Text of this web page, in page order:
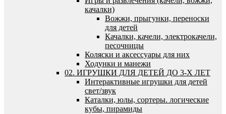
качалки)
Вожжи, прыгунки, переноски
для детей
Качалки, качели, электрокачели,
песочницы
Коляски и аксессуары для них
Ходунки и манежи
02. ИГРУШКИ ДЛЯ ДЕТЕЙ ДО 3-Х ЛЕТ
Интерактивные игрушки для детей
свет/звук
Каталки, юлы, сортеры. логические
кубы, пирамиды